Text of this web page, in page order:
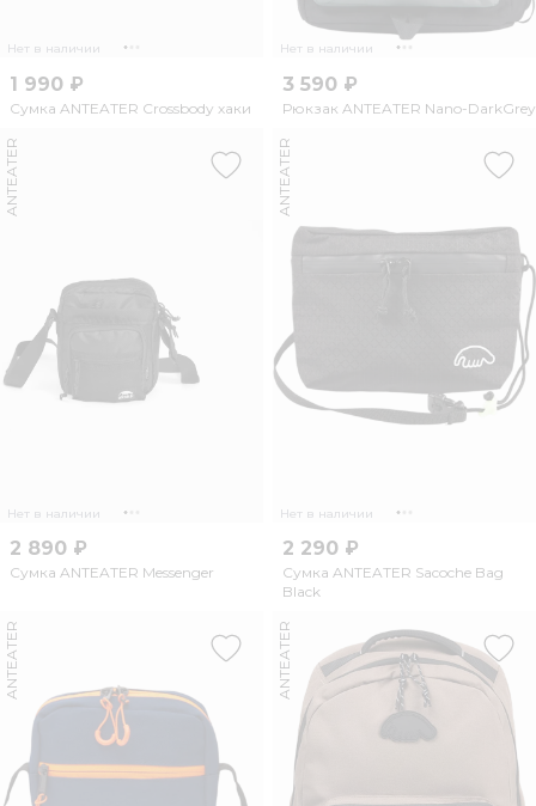
Нет в наличии
1 990 ₽
Сумка ANTEATER Crossbody хаки
Нет в наличии
3 590 ₽
Рюкзак ANTEATER Nano-DarkGrey
Нет в наличии
ANTEATER
2 890 ₽
Сумка ANTEATER Messenger
Нет в наличии
ANTEATER
2 290 ₽
Сумка ANTEATER Sacoche Bag
Black
ANTEATER ANTEATER